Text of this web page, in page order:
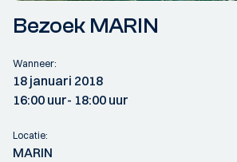
Bezoek MARIN
Wanneer:
18 januari 2018
16:00 uur- 18:00 uur
Locatie:
MARIN